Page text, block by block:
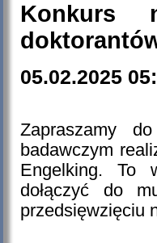
Konkurs
05.02.2025
Zapraszamy
badawczym
Engelking. To
dołączyć do
przedsięwzięciu